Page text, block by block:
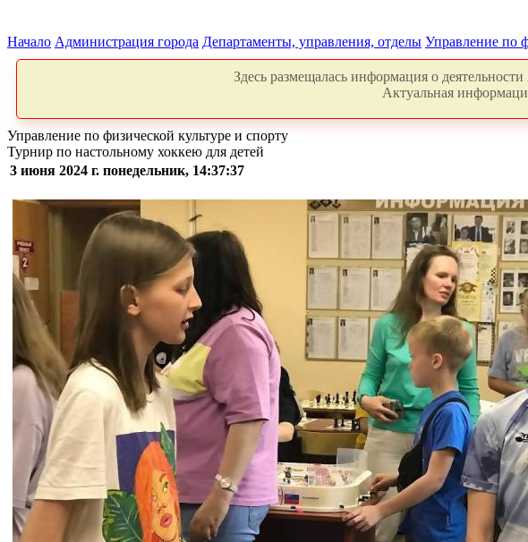
Начало Администрация города Департаменты, управления, отделы Управление по
Здесь размещалась информация о
Актуальная
Управление по физической культуре и спорту
Турнир по настольному хоккею для детей
3 июня 2024 г. понедельник, 14:37:37